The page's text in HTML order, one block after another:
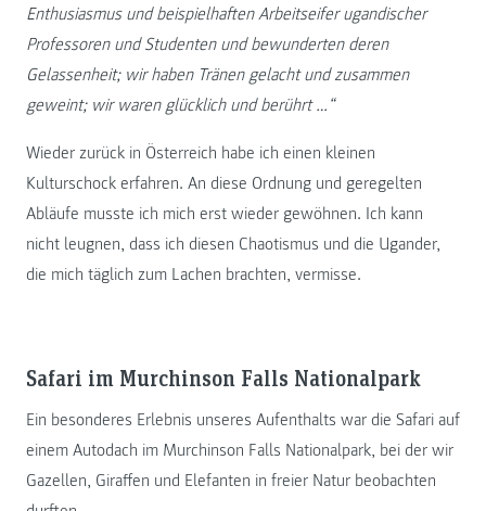
Enthusiasmus und beispielhaften Arbeitseifer ugandischer
Professoren und Studenten und bewunderten deren
Gelassenheit; wir haben Tränen gelacht und zusammen
geweint; wir waren glücklich und berührt …“
Wieder zurück in Österreich habe ich einen kleinen
Kulturschock erfahren. An diese Ordnung und geregelten
Abläufe musste ich mich erst wieder gewöhnen. Ich kann
nicht leugnen, dass ich diesen Chaotismus und die Ugander,
die mich täglich zum Lachen brachten, vermisse.
Safari im Murchinson Falls Nationalpark
Ein besonderes Erlebnis unseres Aufenthalts war die Safari auf
einem Autodach im Murchinson Falls Nationalpark, bei der wir
Gazellen, Giraffen und Elefanten in freier Natur beobachten